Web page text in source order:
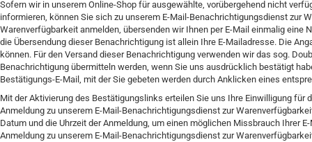
Sofern wir in unserem Online-Shop für ausgewählte, vorübergehend nicht
informieren, können Sie sich zu unserem E-Mail-Benachrichtigungsdienst zur
Warenverfügbarkeit anmelden, übersenden wir Ihnen per E-Mail einmalig
die Übersendung dieser Benachrichtigung ist allein Ihre E-Mailadresse. Die
können. Für den Versand dieser Benachrichtigung verwenden wir das sog.
Benachrichtigung übermitteln werden, wenn Sie uns ausdrücklich bestätigt
Bestätigungs-E-Mail, mit der Sie gebeten werden durch Anklicken eines
Mit der Aktivierung des Bestätigungslinks erteilen Sie uns Ihre Einwilligung für
Anmeldung zu unserem E-Mail-Benachrichtigungsdienst zur
Datum und die Uhrzeit der Anmeldung, um einen möglichen Missbrauch Ihrer
Anmeldung zu unserem E-Mail-Benachrichtigungsdienst zur